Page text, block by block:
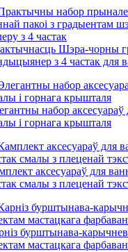
Шэра-чорны
з 4 частак для
набор аксесуараў
і горнага крышталя
аксесуараў для
смалы з плеценай
бурштынава-
мастацкага